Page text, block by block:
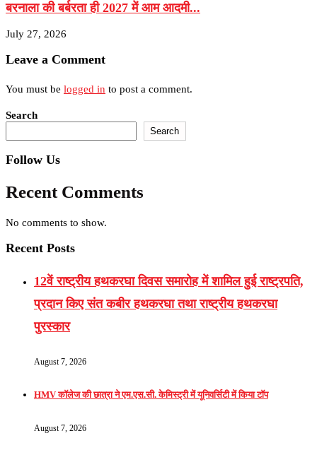
बरनाला की बर्बरता ही 2027 में आम आदमी...
July 27, 2026
Leave a Comment
You must be logged in to post a comment.
Search
Search
Follow Us
Recent Comments
No comments to show.
Recent Posts
12वें राष्ट्रीय हथकरघा दिवस समारोह में शामिल हुई राष्ट्रपति,
प्रदान किए संत कबीर हथकरघा तथा राष्ट्रीय हथकरघा
पुरस्कार
August 7, 2026
HMV कॉलेज की छात्रा ने एम.एस.सी. केमिस्ट्री में यूनिवर्सिटी में किया टॉप
August 7, 2026